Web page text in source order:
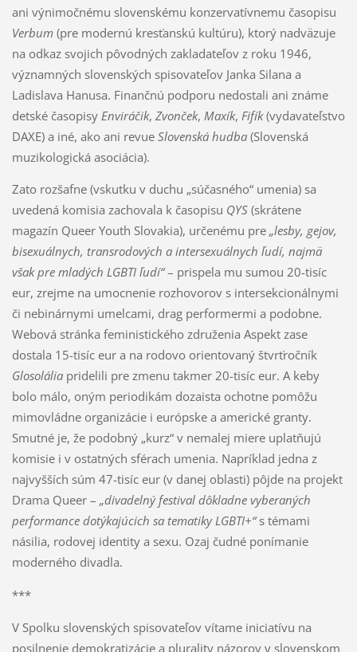
ani výnimočnému slovenskému konzervatívnemu časopisu
Verbum(pre modernú kresťanskú kultúru), ktorý nadväzuje
na odkaz svojich pôvodných zakladateľov z roku 1946,
významných slovenských spisovateľov Janka Silana a
Ladislava Hanusa. Finančnú podporu nedostali ani známe
detské časopisy Enviráčik, Zvonček, Maxík, Fifík(vydavateľstvo
DAXE) a iné, ako ani revue Slovenská hudba (Slovenská
muzikologická asociácia).
Zato rozšafne (vskutku v duchu „súčasného“ umenia) sa
uvedená komisia zachovala k časopisu QYS (skrátene
magazín Queer Youth Slovakia), určenému pre „lesby, gejov,
bisexuálnych, transrodových a intersexuálnych ľudí, najmä
však pre mladých LGBTI ľudí“– prispela mu sumou 20-tisíc
eur, zrejme na umocnenie rozhovorov s intersekcionálnymi
či nebinárnymi umelcami, drag performermi a podobne.
Webová stránka feministického združenia Aspekt zase
dostala 15-tisíc eur a na rodovo orientovaný štvrťročník
Glosoláliapridelili pre zmenu takmer 20-tisíc eur. A keby
bolo málo, oným periodikám dozaista ochotne pomôžu
mimovládne organizácie i európske a americké granty.
Smutné je, že podobný „kurz“ v nemalej miere uplatňujú
komisie i v ostatných sférach umenia. Napríklad jedna z
najvyšších súm 47-tisíc eur (v danej oblasti) pôjde na projekt
Drama Queer – „divadelný festival dôkladne vyberaných
performance dotýkajúcich sa tematiky LGBTI+“s témami
násilia, rodovej identity a sexu. Ozaj čudné ponímanie
moderného divadla.
***
V Spolku slovenských spisovateľov vítame iniciatívu na
posilnenie demokratizácie a plurality názorov v slovenskom